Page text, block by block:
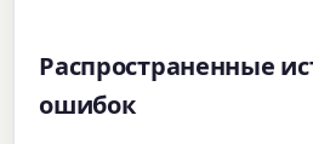
Распространенные
ошибок